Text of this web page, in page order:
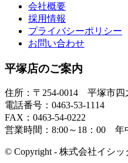
会社概要
採用情報
プライバシーポリシー
お問い合わせ
平塚店のご案内
住所：〒254-0014 平塚市四
電話番号：0463-53-1114
FAX：0463-54-0222
営業時間：8:00～18：00 年
© Copyright - 株式会社イシッ